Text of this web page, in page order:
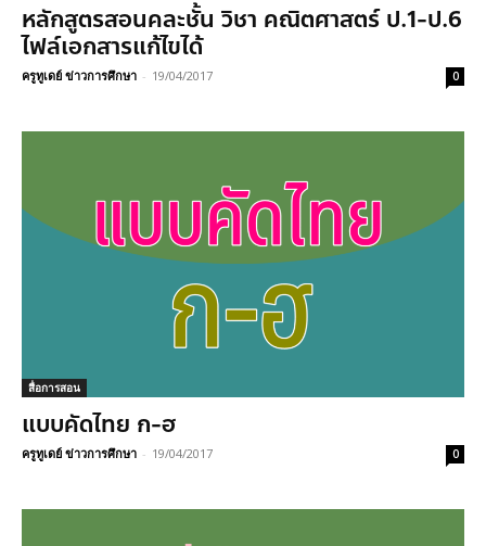
หลักสูตรสอนคละชั้น วิชา คณิตศาสตร์ ป.1-ป.6
ไฟล์เอกสารแก้ไขได้
ครูทูเดย์ ข่าวการศึกษา - 19/04/2017 0
สื่อการสอน
แบบคัดไทย ก-ฮ
ครูทูเดย์ ข่าวการศึกษา - 19/04/2017 0